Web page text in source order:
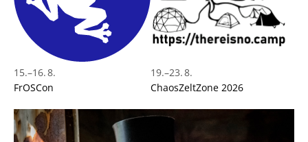
15.–16. 8.
FrOSCon
19.–23. 8.
ChaosZeltZone 2026